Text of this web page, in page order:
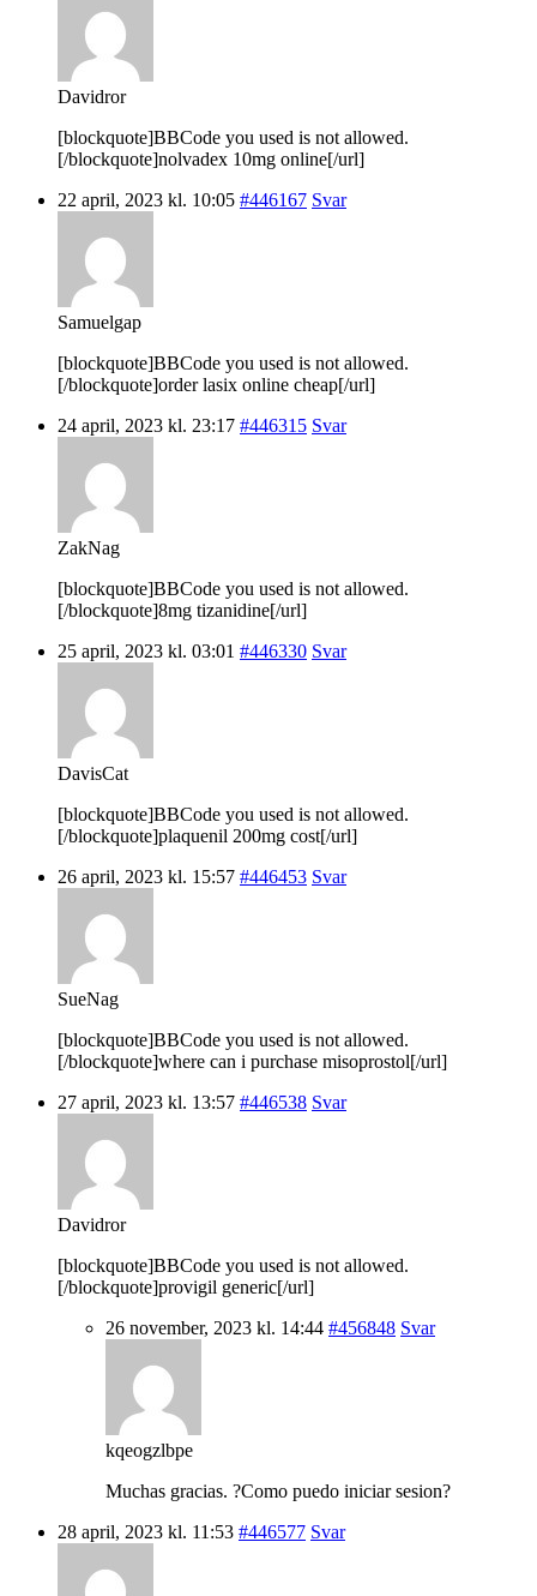
Davidror
[blockquote]BBCode you used is not allowed.
[/blockquote]nolvadex 10mg online[/url]
22 april, 2023 kl. 10:05 #446167 Svar
Samuelgap
[blockquote]BBCode you used is not allowed.
[/blockquote]order lasix online cheap[/url]
24 april, 2023 kl. 23:17 #446315 Svar
ZakNag
[blockquote]BBCode you used is not allowed.
[/blockquote]8mg tizanidine[/url]
25 april, 2023 kl. 03:01 #446330 Svar
DavisCat
[blockquote]BBCode you used is not allowed.
[/blockquote]plaquenil 200mg cost[/url]
26 april, 2023 kl. 15:57 #446453 Svar
SueNag
[blockquote]BBCode you used is not allowed.
[/blockquote]where can i purchase misoprostol[/url]
27 april, 2023 kl. 13:57 #446538 Svar
Davidror
[blockquote]BBCode you used is not allowed.
[/blockquote]provigil generic[/url]
26 november, 2023 kl. 14:44 #456848 Svar
kqeogzlbpe
Muchas gracias. ?Como puedo iniciar sesion?
28 april, 2023 kl. 11:53 #446577 Svar